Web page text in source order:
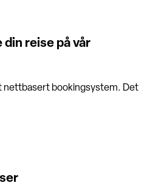
din reise på vår
nettbasert bookingsystem. Det